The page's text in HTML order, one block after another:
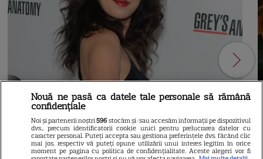
21
Nouă ne pasă ca datele tale personale să rămână
confidențiale
Noi și partenerii noștri596 stocăm și/sau accesăm informații pe dispozitivul
dvs., precum identificatorii cookie unici pentru prelucrarea datelor cu
caracter personal. Puteți accepta sau gestiona preferințele dvs. făcând clic
mai jos, respectiv vă puteți opune utilizării unui interes legitim în orice
moment pe pagina cu politica de confidențialitate. Aceste alegeri vor fi